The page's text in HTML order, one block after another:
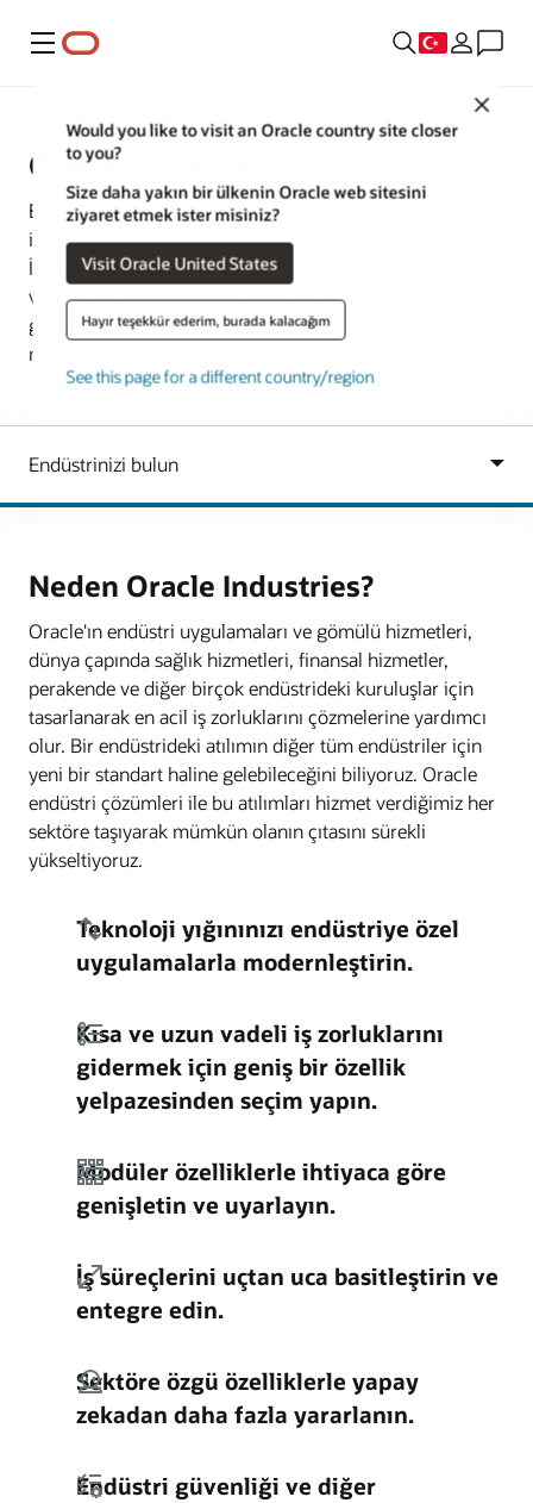
Menü
Close
Would you like to visit an Oracle country site closer
to you?
Size daha yakın bir ülkenin Oracle web sitesini
ziyaret etmek ister misiniz?
Visit Oracle United States
Hayır teşekkür ederim, burada kalacağım
See this page for a different country/region
Oracle Industries
Endüstriniz için tasarlanmış endüstri bulutu çözümleriyle
işletmenizi baştan aşağı kurun, çalıştırın ve büyütün.
İşinizle ilgili, mevzuatla ilgili ve diğer ihtiyaçlarınızı şimdi
ve gelecekte karşılamak için yapay zeka ile gömülü ve
güvenli, ölçeklenebilir bir altyapı üzerine inşa edilmiş
modüler uygulamalar devreye alın.
Neden Oracle Industries?
Oracle'ın endüstri uygulamaları ve gömülü hizmetleri,
dünya çapında sağlık hizmetleri, finansal hizmetler,
perakende ve diğer birçok endüstrideki kuruluşlar için
tasarlanarak en acil iş zorluklarını çözmelerine yardımcı
olur. Bir endüstrideki atılımın diğer tüm endüstriler için
yeni bir standart haline gelebileceğini biliyoruz. Oracle
endüstri çözümleri ile bu atılımları hizmet verdiğimiz her
sektöre taşıyarak mümkün olanın çıtasını sürekli
yükseltiyoruz.
Teknoloji yığınınızı endüstriye özel
uygulamalarla modernleştirin.
Kısa ve uzun vadeli iş zorluklarını
gidermek için geniş bir özellik
yelpazesinden seçim yapın.
Modüler özelliklerle ihtiyaca göre
genişletin ve uyarlayın.
İş süreçlerini uçtan uca basitleştirin ve
entegre edin.
Sektöre özgü özelliklerle yapay
zekadan daha fazla yararlanın.
Endüstri güvenliği ve diğer